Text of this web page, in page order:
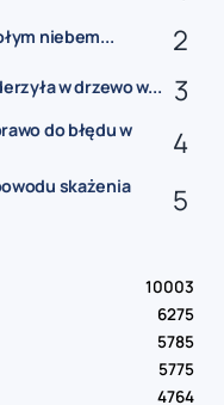
niebem...
w drzewo w...
do błędu w
skażenia
10003
6275
5785
5775
4764